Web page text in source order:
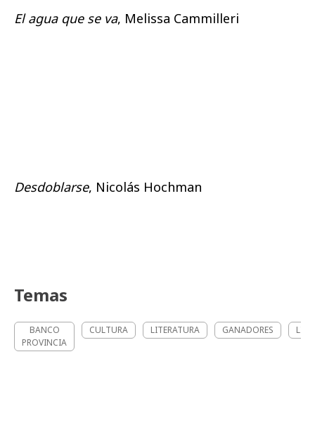
El agua que se va, Melissa Cammilleri
Desdoblarse, Nicolás Hochman
Temas
BANCO
PROVINCIA
CULTURA LITERATURA GANADORES